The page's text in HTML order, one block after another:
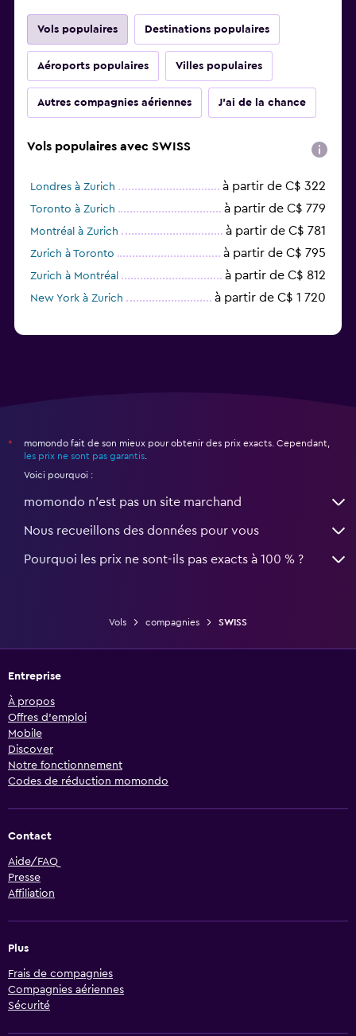
Vols populaires Destinations populaires
Aéroports populaires Villes populaires
Autres compagnies aériennes J'ai de la chance
Vols populaires avec SWISS
Londres à Zurich à partir de C$ 322
Toronto à Zurich à partir de C$ 779
Montréal à Zurich à partir de C$ 781
Zurich à Toronto à partir de C$ 795
Zurich à Montréal à partir de C$ 812
New York à Zurich à partir de C$ 1 720
*
momondo fait de son mieux pour obtenir des prix exacts. Cependant,
les prix ne sont pas garantis
Voici pourquoi :
momondo n'est pas un site marchand
Nous recueillons des données pour vous
Pourquoi les prix ne sont-ils pas exacts à 100 % ?
Vols compagnies SWISS
Entreprise
À propos
Offres d’emploi
Mobile
Discover
Notre fonctionnement
Codes de réduction momondo
Contact
Aide/FAQ
Presse
Affiliation
Plus
Frais de compagnies
Compagnies aériennes
Sécurité